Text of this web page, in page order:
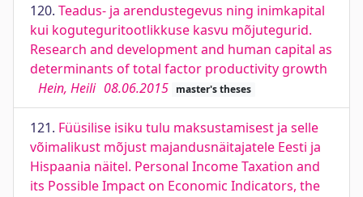
120. Teadus- ja arendustegevus ning inimkapital
kui koguteguritootlikkuse kasvu mõjutegurid.
Research and development and human capital as
determinants of total factor productivity growth
Hein, Heili 08.06.2015 master's theses
121. Füüsilise isiku tulu maksustamisest ja selle
võimalikust mõjust majandusnäitajatele Eesti ja
Hispaania näitel. Personal Income Taxation and
its Possible Impact on Economic Indicators, the